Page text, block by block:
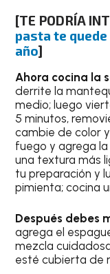
[TE PODRÍA
pasta te
año]
Ahora cocina la
derrite la
medio; luego
5 minutos,
cambie de color
fuego y agrega
una textura más
tu preparación y
pimienta; cocina
Después debes
agrega el
mezcla
esté cubierta de